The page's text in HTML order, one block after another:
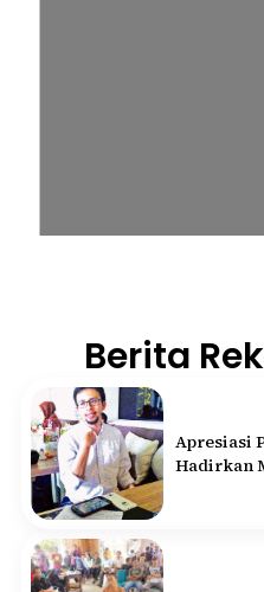
Berita
Apresiasi
Hadirkan